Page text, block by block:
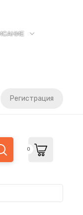
Регистрация
0